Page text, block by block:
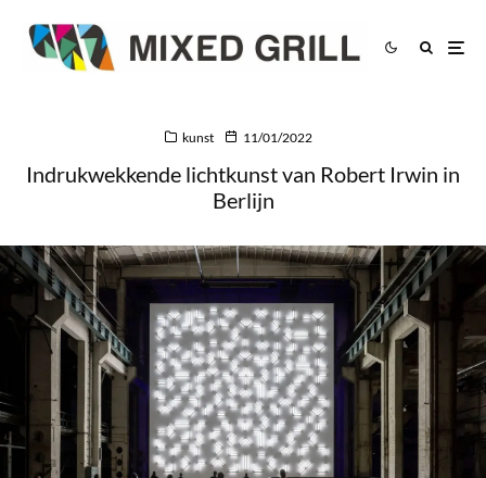
kunst 11/01/2022
Indrukwekkende lichtkunst van Robert Irwin in
Berlijn